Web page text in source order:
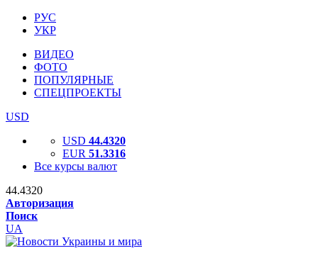
РУС
УКР
ВИДЕО
ФОТО
ПОПУЛЯРНЫЕ
СПЕЦПРОЕКТЫ
USD
USD 44.4320
EUR 51.3316
Все курсы валют
44.4320
Авторизация
Поиск
UA